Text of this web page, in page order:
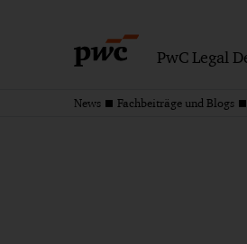
PwC Legal
News Fachbeiträge und Blogs